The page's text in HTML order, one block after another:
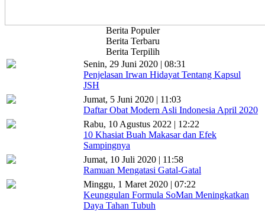
Berita Populer
Berita Terbaru
Berita Terpilih
Senin, 29 Juni 2020 | 08:31
Penjelasan Irwan Hidayat Tentang Kapsul
JSH
Jumat, 5 Juni 2020 | 11:03
Daftar Obat Modern Asli Indonesia April 2020
Rabu, 10 Agustus 2022 | 12:22
10 Khasiat Buah Makasar dan Efek
Sampingnya
Jumat, 10 Juli 2020 | 11:58
Ramuan Mengatasi Gatal-Gatal
Minggu, 1 Maret 2020 | 07:22
Keunggulan Formula SoMan Meningkatkan
Daya Tahan Tubuh